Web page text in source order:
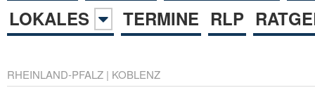
LOKALES
TERMINE RLP
RHEINLAND-PFALZ | KOBLENZ